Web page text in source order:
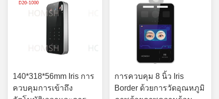
140*318*56mm Iris การ
ควบคุมการเข้าถึง
การควบคุม 8 นิ้ว Iris
Border ด้วยการวัดอุณหภูมิ